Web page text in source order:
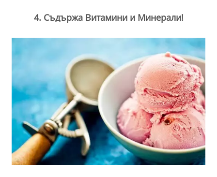
4. Съдържа Витамини и Минерали!